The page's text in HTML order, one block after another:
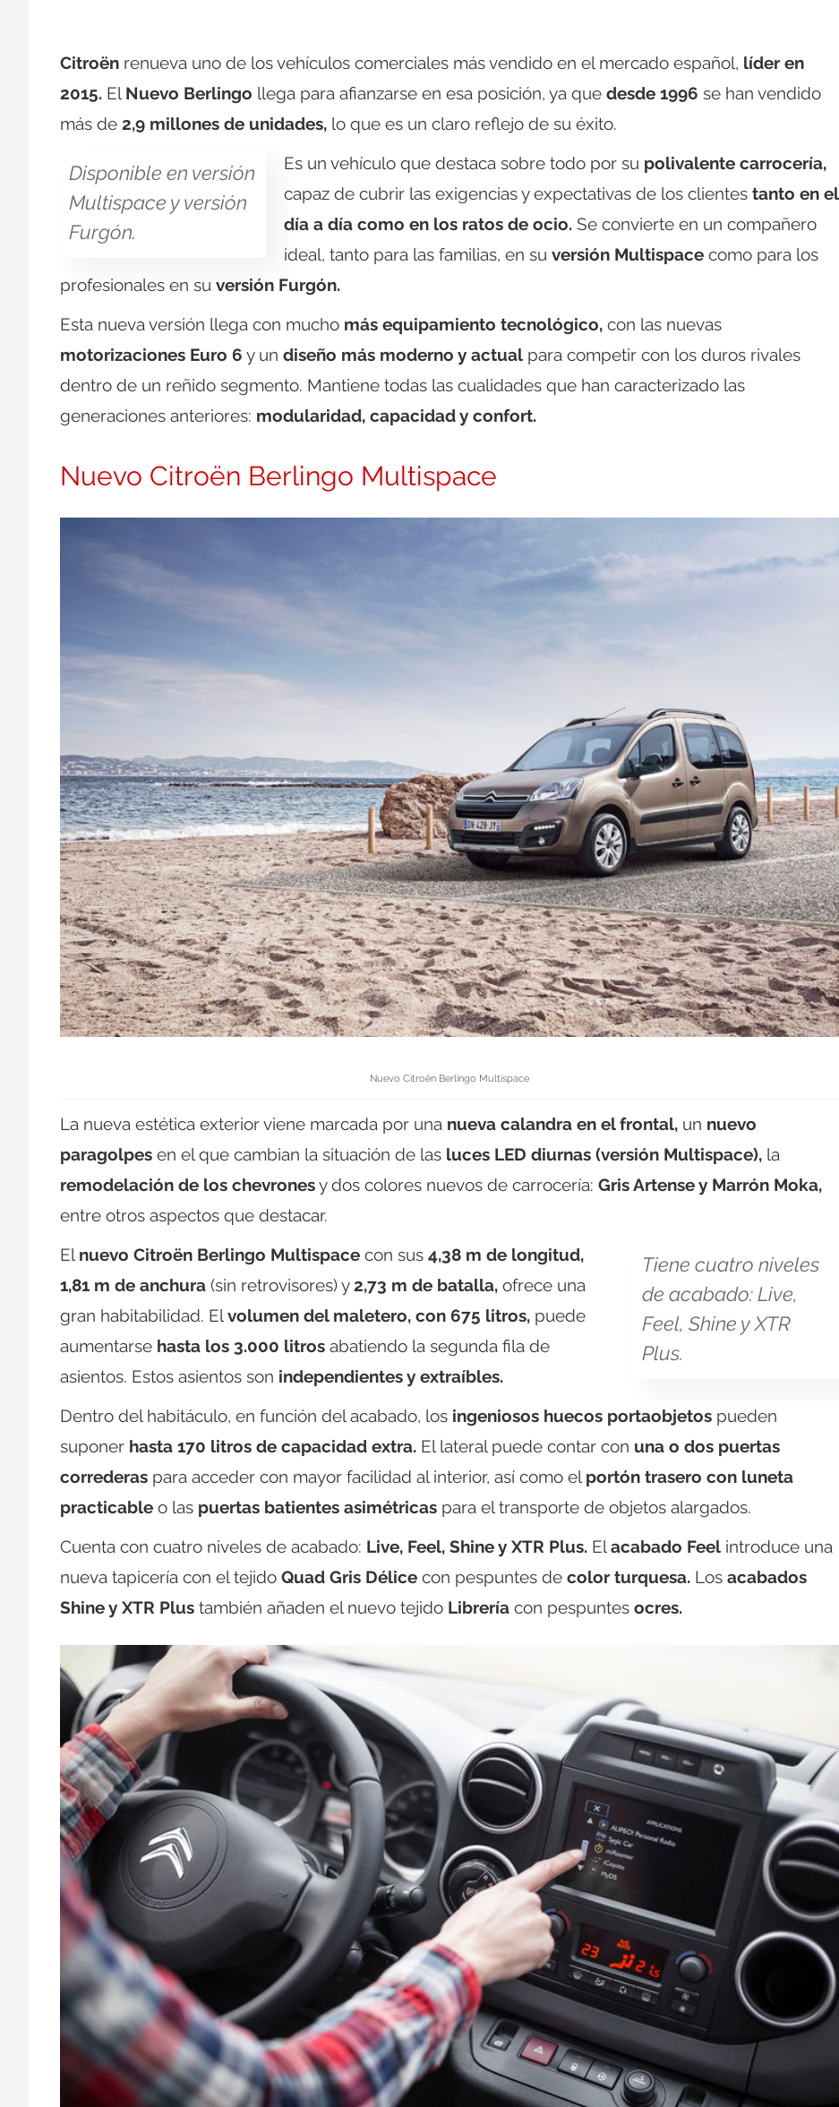
Citroën renueva uno de los vehículos comerciales más vendido en el mercado español, líder en
2015. El Nuevo Berlingo llega para afianzarse en esa posición, ya que desde 1996 se han vendido
más de 2,9 millones de unidades, lo que es un claro reflejo de su éxito.
Disponible en versión
Multispace y versión
Furgón.
Es un vehículo que destaca sobre todo por su polivalente carrocería,
capaz de cubrir las exigencias y expectativas de los clientes tanto en el
día a día como en los ratos de ocio. Se convierte en un compañero
ideal, tanto para las familias, en su versión Multispace como para los
profesionales en su versión Furgón.
Esta nueva versión llega con mucho más equipamiento tecnológico, con las nuevas
motorizaciones Euro 6 y un diseño más moderno y actual para competir con los duros rivales
dentro de un reñido segmento. Mantiene todas las cualidades que han caracterizado las
generaciones anteriores: modularidad, capacidad y confort.
Nuevo Citroën Berlingo Multispace
Nuevo Citroën Berlingo Multispace
La nueva estética exterior viene marcada por una nueva calandra en el frontal, un nuevo
paragolpes en el que cambian la situación de las luces LED diurnas (versión Multispace), la
remodelación de los chevronesy dos colores nuevos de carrocería: Gris Artense y Marrón Moka,
entre otros aspectos que destacar.
Tiene cuatro niveles
de acabado: Live,
Feel, Shine y XTR
Plus.
El nuevo Citroën Berlingo Multispace con sus 4,38 m de longitud,
1,81 m de anchura (sin retrovisores) y2,73 m de batalla, ofrece una
gran habitabilidad. Elvolumen del maletero, con 675 litros, puede
aumentarse hasta los 3.000 litros abatiendo la segunda fila de
asientos. Estos asientos son independientes y extraíbles.
Dentro del habitáculo, en función del acabado, los ingeniosos huecos portaobjetos pueden
suponer hasta 170 litros de capacidad extra. El lateral puede contar con una o dos puertas
correderas para acceder con mayor facilidad al interior, así como el portón trasero con luneta
practicable o las puertas batientes asimétricas para el transporte de objetos alargados.
Cuenta con cuatro niveles de acabado: Live, Feel, Shine y XTR Plus. Elacabado Feel introduce una
nueva tapicería con el tejido Quad Gris Délice con pespuntes de color turquesa. Los acabados
Shine y XTR Plus también añaden el nuevo tejido Librería con pespuntes ocres.